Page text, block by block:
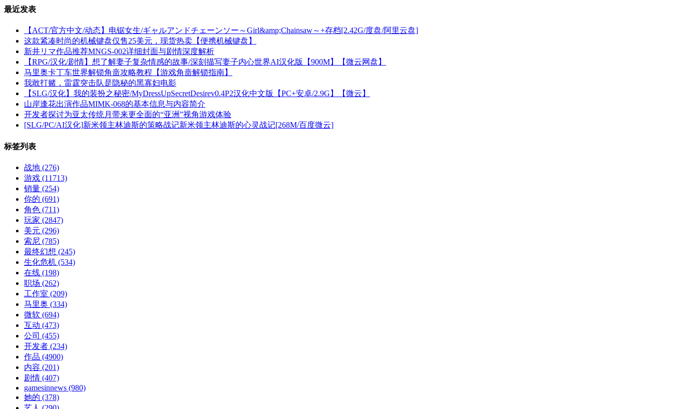
最近发表
【ACT/官方中文/动态】电锯女生/ギャルアンドチェーンソー～Girl&amp;Chainsaw～+存档[2.42G/度盘/阿里云盘]
这款紧凑时尚的机械键盘仅售25美元，现货热卖【便携机械键盘】
新井リマ作品推荐MNGS-002详细封面与剧情深度解析
【RPG/汉化/剧情】想了解妻子复杂情感的故事/深刻描写妻子内心世界AI汉化版【900M】【微云网盘】
马里奥卡丁车世界解锁角啬攻略教程【游戏角啬解锁指南】
我敢打赌，雷霆突击队是隐秘的黑寡妇电影
【SLG/汉化】我的装扮之秘密/MyDressUpSecretDesirev0.4P2汉化中文版【PC+安卓/2.9G】【微云】
山岸逢花出演作品MIMK-068的基本信息与内容简介
开发者探讨为亚太传统月带来更全面的“亚洲”视角游戏体验
[SLG/PC/AI汉化]新米领主林迪斯的策略战记新米领主林迪斯的心灵战记[268M/百度微云]
标签列表
战地 (276)
游戏 (11713)
销量 (254)
你的 (691)
角色 (711)
玩家 (2847)
美元 (296)
索尼 (785)
最终幻想 (245)
生化危机 (534)
在线 (198)
职场 (262)
工作室 (209)
马里奥 (334)
微软 (694)
互动 (473)
公司 (455)
开发者 (234)
作品 (4900)
内容 (201)
剧情 (407)
gamesinnews (980)
她的 (378)